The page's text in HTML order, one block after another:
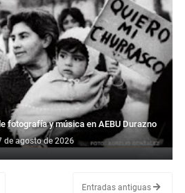
fotografía y música en AEBU Durazno
de agosto de 2026
Entradas antiguas